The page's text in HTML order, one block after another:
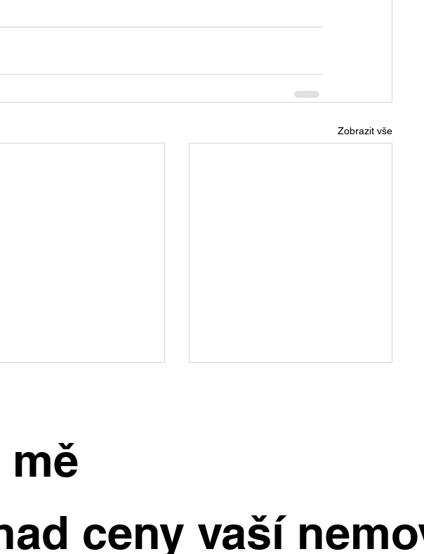
Zobrazit vše
den. Ve Všetatech na
čeká zahrada, bazén i
wellness
rostou ceny nejrychleji?
ceny vaší